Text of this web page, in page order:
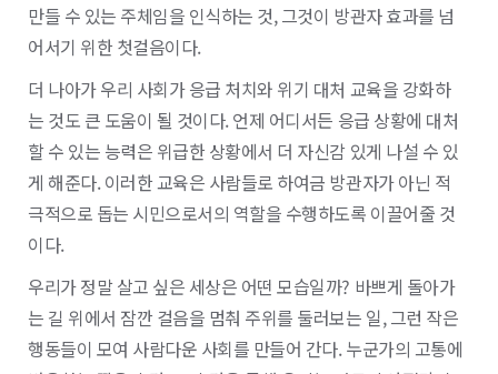
만들 수 있는 주체임을 인식하는 것, 그것이 방관자 효과를 넘
어서기 위한 첫걸음이다.
더 나아가 우리 사회가 응급 처치와 위기 대처 교육을 강화하
는 것도 큰 도움이 될 것이다. 언제 어디서든 응급 상황에 대처
할 수 있는 능력은 위급한 상황에서 더 자신감 있게 나설 수 있
게 해준다. 이러한 교육은 사람들로 하여금 방관자가 아닌 적
극적으로 돕는 시민으로서의 역할을 수행하도록 이끌어줄 것
이다.
우리가 정말 살고 싶은 세상은 어떤 모습일까? 바쁘게 돌아가
는 길 위에서 잠깐 걸음을 멈춰 주위를 둘러보는 일, 그런 작은
행동들이 모여 사람다운 사회를 만들어 간다. 누군가의 고통에